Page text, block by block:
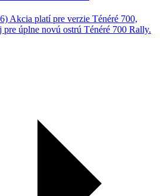
Akcia platí pre verzie Ténéré 700,
úplne novú ostrú Ténéré 700 Rally.